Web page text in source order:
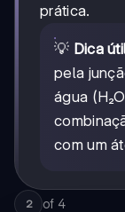
prática.
💡 Dica
pela
água
com um
2 of 4